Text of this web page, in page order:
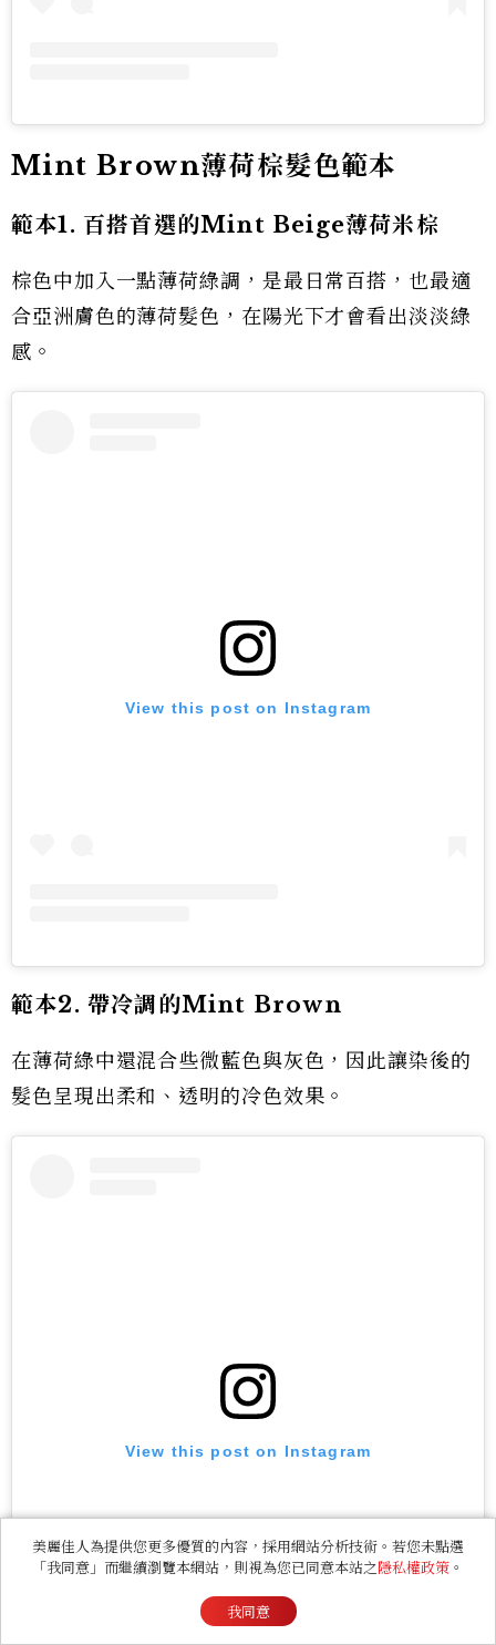
Mint Brown薄荷棕髮色範本
範本1. 百搭首選的Mint Beige薄荷米棕
棕色中加入一點薄荷綠調，是最日常百搭，也最適
合亞洲膚色的薄荷髮色，在陽光下才會看出淡淡綠
感。
View this post on Instagram
範本2. 帶冷調的Mint Brown
在薄荷綠中還混合些微藍色與灰色，因此讓染後的
髮色呈現出柔和、透明的冷色效果。
View this post on Instagram
美麗佳人為提供您更多優質的內容，採用網站分析技術。若您未點選
「我同意」而繼續瀏覽本網站，則視為您已同意本站之隱私權政策 。
我同意